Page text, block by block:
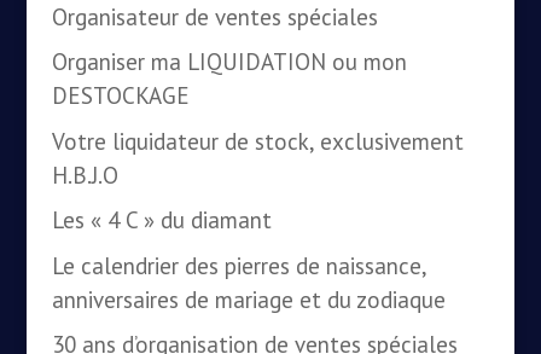
Organisateur de ventes spéciales
Organiser ma LIQUIDATION ou mon
DESTOCKAGE
Votre liquidateur de stock, exclusivement
H.B.J.O
Les « 4 C » du diamant
Le calendrier des pierres de naissance,
anniversaires de mariage et du zodiaque
30 ans d’organisation de ventes spéciales